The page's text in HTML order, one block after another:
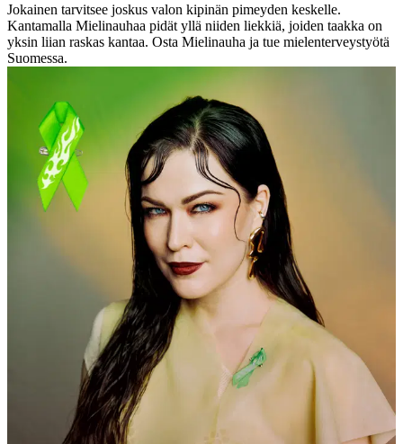
Jokainen tarvitsee joskus valon kipinän pimeyden keskelle.
Kantamalla Mielinauhaa pidät yllä niiden liekkiä, joiden taakka on
yksin liian raskas kantaa. Osta Mielinauha ja tue mielenterveystyötä
Suomessa.